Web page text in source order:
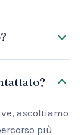
ascoltiamo
più